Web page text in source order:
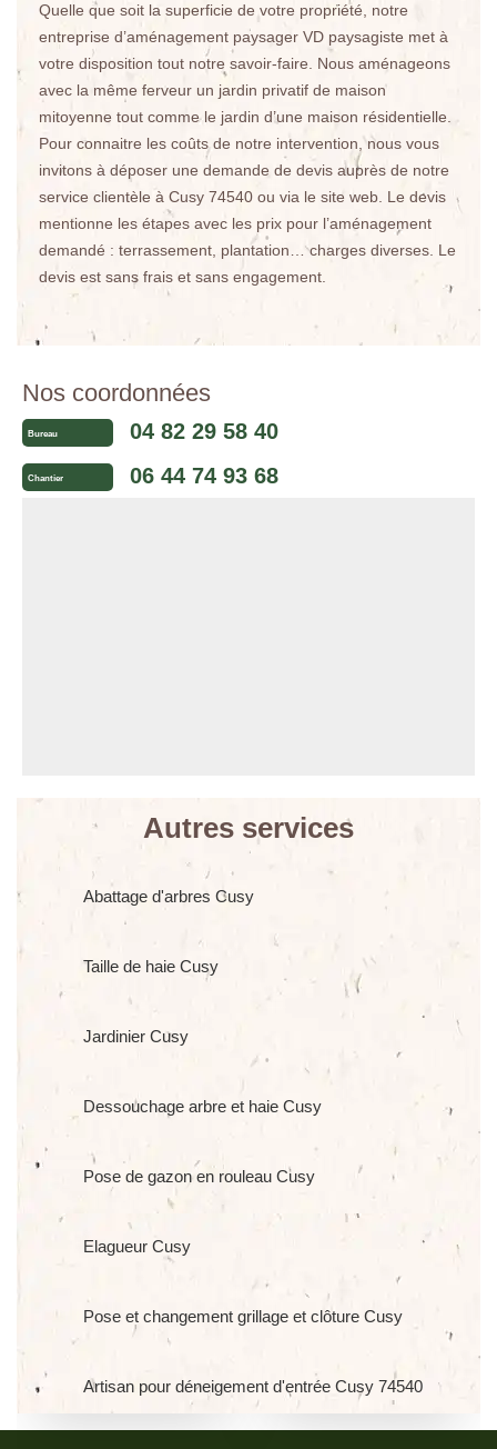
Quelle que soit la superficie de votre propriété, notre
entreprise d’aménagement paysager VD paysagiste met à
votre disposition tout notre savoir-faire. Nous aménageons
avec la même ferveur un jardin privatif de maison
mitoyenne tout comme le jardin d’une maison résidentielle.
Pour connaitre les coûts de notre intervention, nous vous
invitons à déposer une demande de devis auprès de notre
service clientèle à Cusy 74540 ou via le site web. Le devis
mentionne les étapes avec les prix pour l’aménagement
demandé : terrassement, plantation… charges diverses. Le
devis est sans frais et sans engagement.
Nos coordonnées
Bureau 04 82 29 58 40
Chantier 06 44 74 93 68
Autres services
Abattage d'arbres Cusy
Taille de haie Cusy
Jardinier Cusy
Dessouchage arbre et haie Cusy
Pose de gazon en rouleau Cusy
Elagueur Cusy
Pose et changement grillage et clôture Cusy
Artisan pour déneigement d'entrée Cusy 74540